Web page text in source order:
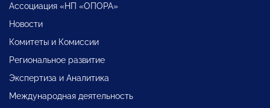
Ассоциация «НП «ОПОРА»
Новости
Комитеты и Комиссии
Региональное развитие
Экспертиза и Аналитика
Международная деятельность